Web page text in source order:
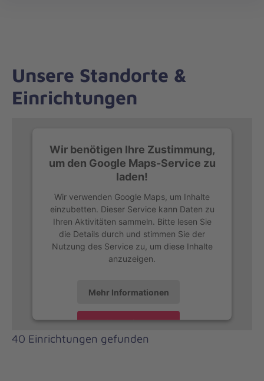
Unsere Standorte &
Einrichtungen
Wir benötigen Ihre Zustimmung,
um den Google Maps-Service zu
laden!
Wir verwenden Google Maps, um Inhalte
einzubetten. Dieser Service kann Daten zu
Ihren Aktivitäten sammeln. Bitte lesen Sie
die Details durch und stimmen Sie der
Nutzung des Service zu, um diese Inhalte
anzuzeigen.
Mehr Informationen
Akzeptieren
40 Einrichtungen gefunden